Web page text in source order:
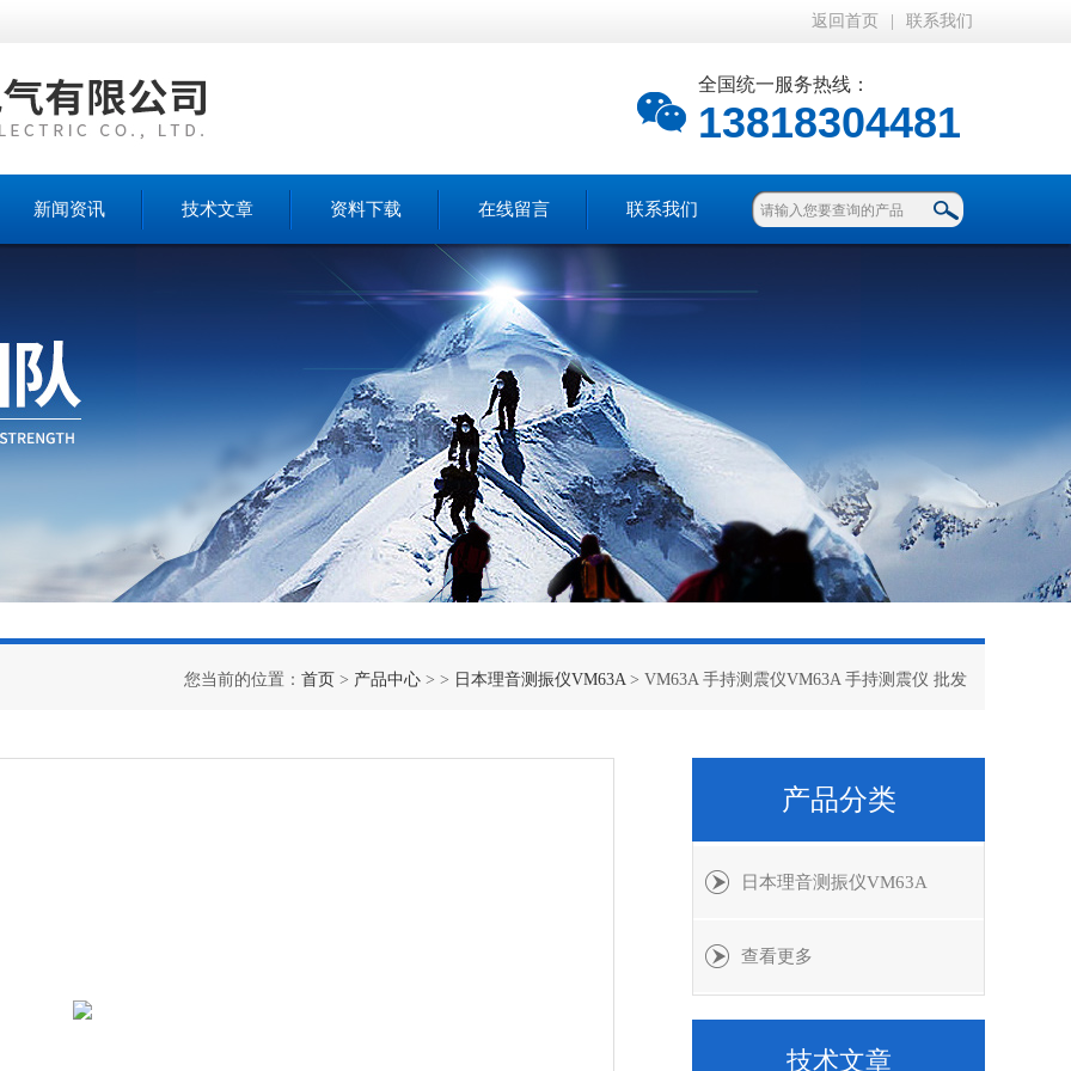
返回首页 联系我们
全国统一服务热线：
13818304481
新闻资讯 技术文章 资料下载 在线留言 联系我们
您当前的位置： 首页 > 产品中心 > > 日本理音测振仪VM63A> VM63A 手持测震仪VM63A 手持测震仪 批发
产品分类
日本理音测振仪VM63A
查看更多
技术文章